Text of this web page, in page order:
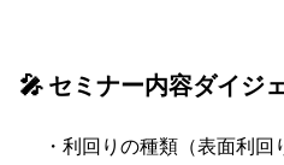
🎤 セミナー内容ダイジ
・利回りの種類（表面利回